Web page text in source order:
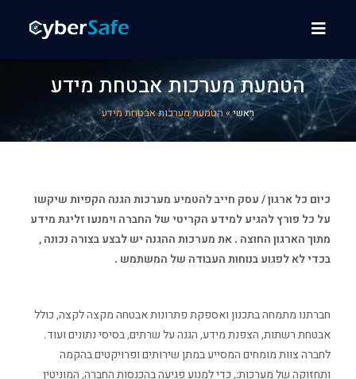
הטמעת מערכות אבטחת מידע
ראשי» הטמעת מערכות אבטחת מידע
כיום כל ארגון / עסק חייב להטמיע מערכות הגנה הקפיות שיקשו
על כל פורץ להגיע למידע הקריטי של החברה וימנעו זליגת מידע
מתוך הארגון החוצה . את מערכות ההגנה יש לבצע בצורה נכונה ,
בכדי לא לפגוע בנוחות העבודה של המשתמש .
חברתנו מתמחה בתכנון ואספקת פתרונות אבטחה מקצה לקצה, כולל
אבטחת רשתות, הצפנת מידע, הגנה על שרתים, בסיסי נתונים ועוד.
לחברה צוות מומחים המסייע במתן שירותים ופרויקטים בהקמה
ותחזוקה של מערכות:, כדי למנוע פגיעה בהכנסות החברה, המוניטין